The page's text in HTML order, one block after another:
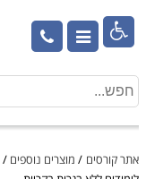

אתר קורסים / מוצרים נוספים /